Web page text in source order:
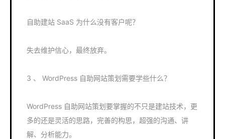
自助建站 SaaS 为什么没有客户呢？
失去维护信心，最终放弃。
3 、 WordPress 自助网站策划需要学些什么？
WordPress 自助网站策划要掌握的不只是建站技术，更
多的还是灵活的思路，完善的构思，超强的沟通、讲
解、分析能力。